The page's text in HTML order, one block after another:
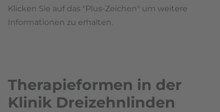
Klicken Sie auf das "Plus-Zeichen" um weitere
Informationen zu erhalten.
Therapieformen in der
Klinik Dreizehnlinden